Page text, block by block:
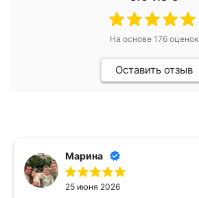
На основе 176оценок
Оставить отзыв
Марина
25 июня 2026